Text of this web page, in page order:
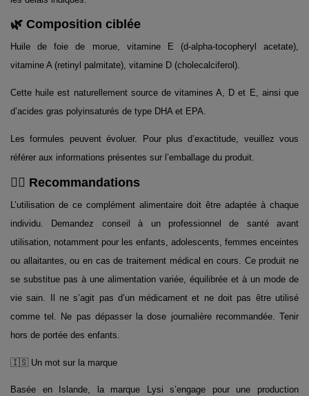
🌿 Composition ciblée
Huile de foie de morue, vitamine E (d-alpha-tocopheryl acetate),
vitamine A (retinyl palmitate), vitamine D (cholecalciferol).
Cette huile est naturellement source de vitamines A, D et E, ainsi que
d’acides gras polyinsaturés de type DHA et EPA.
Les formules peuvent évoluer. Pour plus d’exactitude, veuillez vous
référer aux informations présentes sur l’emballage du produit.
👨‍⚕️ Recommandations
L’utilisation de ce complément alimentaire doit être adaptée à chaque
individu. Demandez conseil à un professionnel de santé avant
utilisation, notamment pour les enfants, adolescents, femmes enceintes
ou allaitantes, ou en cas de traitement médical en cours. Ce produit ne
se substitue pas à une alimentation variée, équilibrée et à un mode de
vie sain. Il ne s’agit pas d’un médicament et ne doit pas être utilisé
comme tel. Ne pas dépasser la dose journalière recommandée. Tenir
hors de portée des enfants.
🇮🇸 Un mot sur la marque
Basée en Islande, la marque Lysi s’engage pour une production